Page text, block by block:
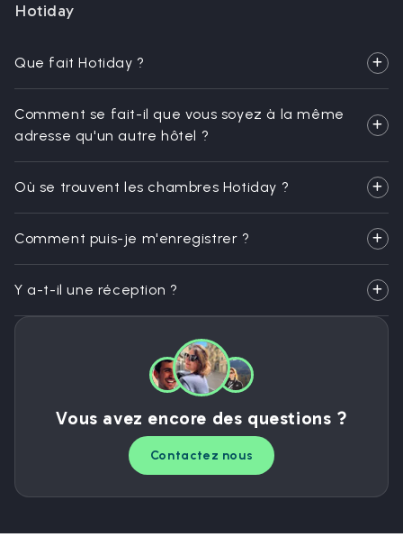
Hotiday
Que fait Hotiday ?
Comment se fait-il que vous soyez à la même
adresse qu'un autre hôtel ?
Où se trouvent les chambres Hotiday ?
Comment puis-je m'enregistrer ?
Y a-t-il une réception ?
Vous avez encore des questions ?
Contactez nous